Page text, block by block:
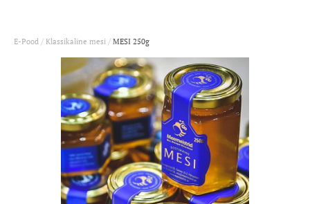
E-Pood / Klassikaline mesi / MESI 250g